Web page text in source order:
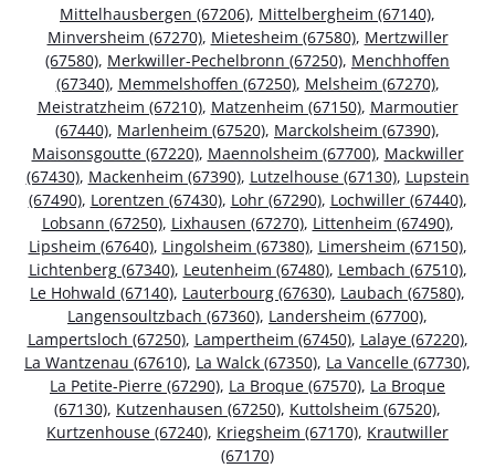
Mittelhausbergen (67206), Mittelbergheim (67140),
Minversheim (67270), Mietesheim (67580), Mertzwiller
(67580), Merkwiller-Pechelbronn (67250), Menchhoffen
(67340), Memmelshoffen (67250), Melsheim (67270),
Meistratzheim (67210), Matzenheim (67150), Marmoutier
(67440), Marlenheim (67520), Marckolsheim (67390),
Maisonsgoutte (67220), Maennolsheim (67700), Mackwiller
(67430), Mackenheim (67390), Lutzelhouse (67130), Lupstein
(67490), Lorentzen (67430), Lohr (67290), Lochwiller (67440),
Lobsann (67250), Lixhausen (67270), Littenheim (67490),
Lipsheim (67640), Lingolsheim (67380), Limersheim (67150),
Lichtenberg (67340), Leutenheim (67480), Lembach (67510),
Le Hohwald (67140), Lauterbourg (67630), Laubach (67580),
Langensoultzbach (67360), Landersheim (67700),
Lampertsloch (67250), Lampertheim (67450), Lalaye (67220),
La Wantzenau (67610), La Walck (67350), La Vancelle (67730),
La Petite-Pierre (67290), La Broque (67570), La Broque
(67130), Kutzenhausen (67250), Kuttolsheim (67520),
Kurtzenhouse (67240), Kriegsheim (67170), Krautwiller
(67170)